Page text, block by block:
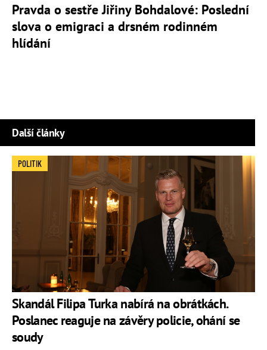
Pravda o sestře Jiřiny Bohdalové: Poslední
slova o emigraci a drsném rodinném
hlídání
Další články
Skandál Filipa Turka nabírá na obrátkách.
Poslanec reaguje na závěry policie, ohání se
soudy
POLITIK